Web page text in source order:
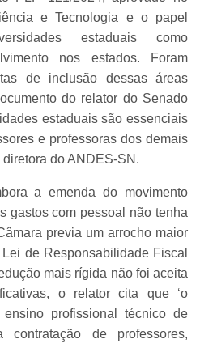
e Tecnologia e o papel
estaduais como
nos estados. Foram
de inclusão dessas áreas
do relator do Senado
estaduais são essenciais
e professoras dos demais
do ANDES-SN.
a emenda do movimento
gastos com pessoal não tenha
previa um arrocho maior
de Responsabilidade Fiscal
mais rígida não foi aceita
o relator cita que ‘o
profissional técnico de
contratação de professores,